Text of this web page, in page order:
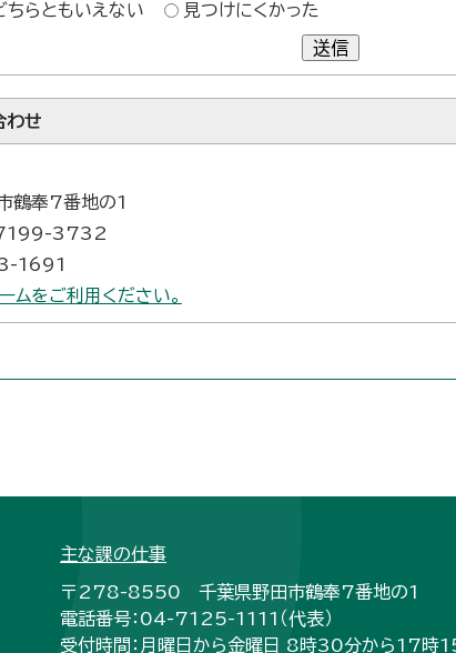
ちらともいえない 見つけにくかった
送信
わせ
奉7番地の1
7199-3732
1691
ムをご利用ください。
主な課の仕事
〒278-8550 千葉県野田市鶴奉7番地の1
電話番号：04-7125-1111（代表）
受付時間：月曜日から金曜日 8時30分から17時15